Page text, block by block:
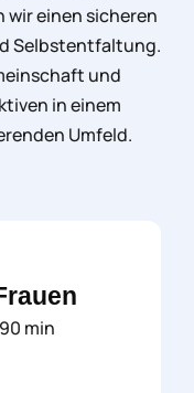
wir einen sicheren
Selbstentfaltung.
und
in einem
Umfeld.
min